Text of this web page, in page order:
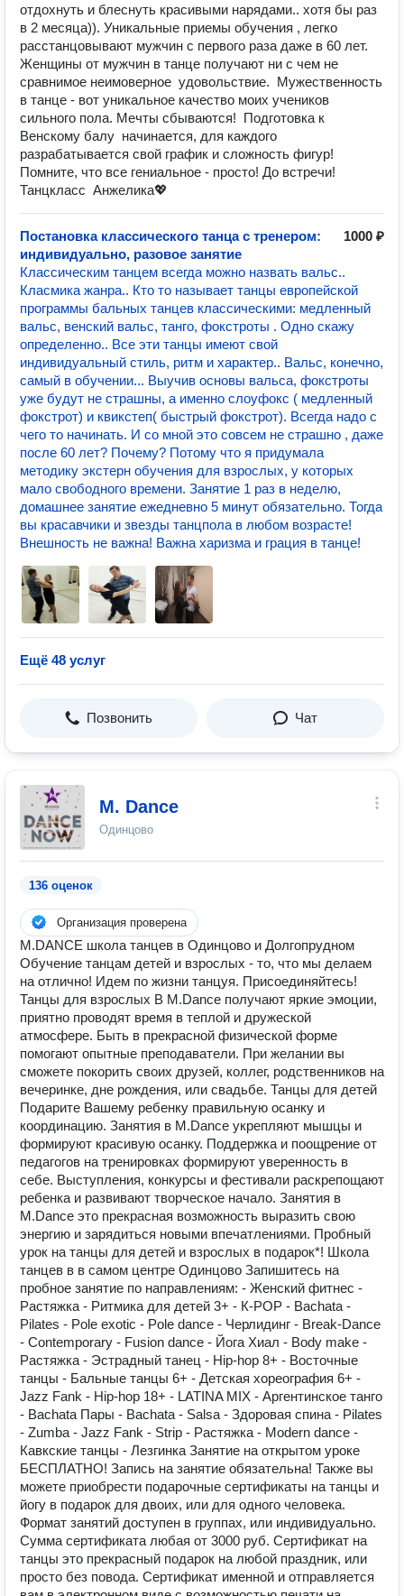
отдохнуть и блеснуть красивыми нарядами.. хотя бы раз
в 2 месяца)). Уникальные приемы обучения , легко
расстанцовывают мужчин с первого раза даже в 60 лет.
Женщины от мужчин в танце получают ни с чем не
сравнимое неимоверное удовольствие. Мужественность
в танце - вот уникальное качество моих учеников
сильного пола. Мечты сбываются! Подготовка к
Венскому балу начинается, для каждого
разрабатывается свой график и сложность фигур!
Помните, что все гениальное - просто! До встречи!
Танцкласс Анжелика💖
Постановка классического танца с тренером:
индивидуально, разовое занятие
1000 ₽
Классическим танцем всегда можно назвать вальс..
Класмика жанра.. Кто то называет танцы европейской
программы бальных танцев классическими: медленный
вальс, венский вальс, танго, фокстроты . Одно скажу
определенно.. Все эти танцы имеют свой
индивидуальный стиль, ритм и характер.. Вальс, конечно,
самый в обучении... Выучив основы вальса, фокстроты
уже будут не страшны, а именно слоуфокс ( медленный
фокстрот) и квикстеп( быстрый фокстрот). Всегда надо с
чего то начинать. И со мной это совсем не страшно , даже
после 60 лет? Почему? Потому что я придумала
методику экстерн обучения для взрослых, у которых
мало свободного времени. Занятие 1 раз в неделю,
домашнее занятие ежедневно 5 минут обязательно. Тогда
вы красавчики и звезды танцпола в любом возрасте!
Внешность не важна! Важна харизма и грация в танце!
Ещё 48 услуг
Позвонить Чат
M. Dance
Одинцово
136 оценок
Организация проверена
M.DANCE школа танцев в Одинцово и Долгопрудном
Обучение танцам детей и взрослых - то, что мы делаем
на отлично! Идем по жизни танцуя. Присоединяйтесь!
Танцы для взрослых В M.Dance получают яркие эмоции,
приятно проводят время в теплой и дружеской
атмосфере. Быть в прекрасной физической форме
помогают опытные преподаватели. При желании вы
сможете покорить своих друзей, коллег, родственников на
вечеринке, дне рождения, или свадьбе. Танцы для детей
Подарите Вашему ребенку правильную осанку и
координацию. Занятия в M.Dance укрепляют мышцы и
формируют красивую осанку. Поддержка и поощрение от
педагогов на тренировках формируют уверенность в
себе. Выступления, конкурсы и фестивали раскрепощают
ребенка и развивают творческое начало. Занятия в
M.Dance это прекрасная возможность выразить свою
энергию и зарядиться новыми впечатлениями. Пробный
урок на танцы для детей и взрослых в подарок*! Школа
танцев в в самом центре Одинцово Запишитесь на
пробное занятие по направлениям: - Женский фитнес -
Растяжка - Ритмика для детей 3+ - К-РОР - Bachata -
Pilates - Pole exotic - Pole dance - Черлидинг - Break-Dance
- Contemporary - Fusion dance - Йога Хиал - Body make -
Растяжка - Эстрадный танец - Hip-hop 8+ - Восточные
танцы - Бальные танцы 6+ - Детская хореография 6+ -
Jazz Fank - Hip-hop 18+ - LATINA MIX - Аргентинское танго
- Bachata Пары - Bachata - Salsa - Здоровая спина - Pilates
- Zumba - Jazz Fank - Strip - Растяжка - Modern dance -
Кавкские танцы - Лезгинка Занятие на открытом уроке
БЕСПЛАТНО! Запись на занятие обязательна! Также вы
можете приобрести подарочные сертификаты на танцы и
йогу в подарок для двоих, или для одного человека.
Формат занятий доступен в группах, или индивидуально.
Сумма сертификата любая от 3000 руб. Сертификат на
танцы это прекрасный подарок на любой праздник, или
просто без повода. Сертификат именной и отправляется